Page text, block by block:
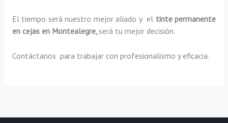
El tiempo será nuestro mejor aliado y el tinte permanente
en cejas en Montealegre,será tu mejor decisión.
Contáctanos para trabajar con profesionalismo y eficacia.